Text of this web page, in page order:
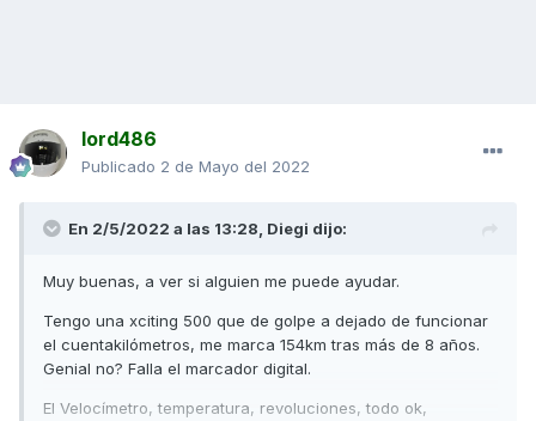
lord486
Publicado 2 de Mayo del 2022
En 2/5/2022 a las 13:28, Diegi dijo:
Muy buenas, a ver si alguien me puede ayudar.
Tengo una xciting 500 que de golpe a dejado de funcionar
el cuentakilómetros, me marca 154km tras más de 8 años.
Genial no? Falla el marcador digital.
El Velocímetro, temperatura, revoluciones, todo ok,